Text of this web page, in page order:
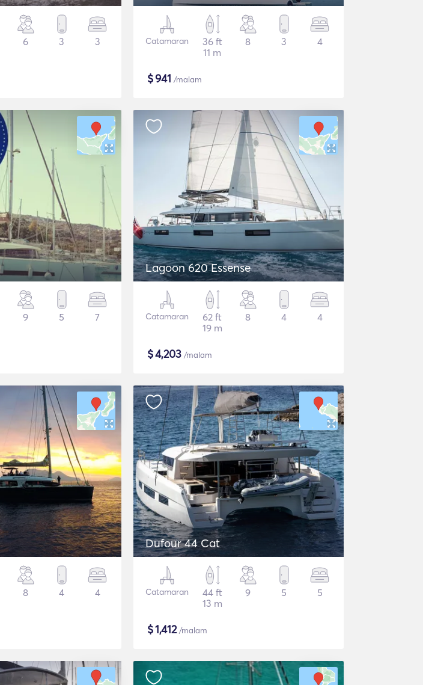
6 3 3 Catamaran
36 ft
11 m
8 3 4
$941 /malam
9 5 7
Lagoon 620 Essense
Catamaran
62 ft
19 m
8 4 4
$4,203 /malam
8 4 4
Dufour 44 Cat
Catamaran
44 ft
13 m
9 5 5
$1,412/malam